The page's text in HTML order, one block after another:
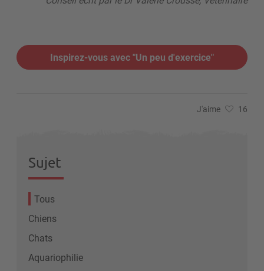
Inspirez-vous avec "Un peu d'exercice"
J'aime 16
Sujet
Tous
Chiens
Chats
Aquariophilie